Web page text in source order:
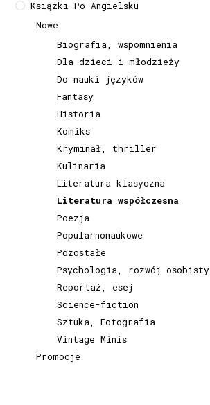
Książki Po Angielsku
Nowe
Biografia, wspomnienia
Dla dzieci i młodzieży
Do nauki języków
Fantasy
Historia
Komiks
Kryminał, thriller
Kulinaria
Literatura klasyczna
Literatura współczesna
Poezja
Popularnonaukowe
Pozostałe
Psychologia, rozwój osobisty
Reportaż, esej
Science-fiction
Sztuka, Fotografia
Vintage Minis
Promocje